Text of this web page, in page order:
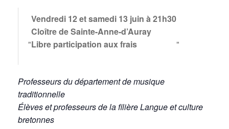
Vendredi 12 et samedi 13 juin à 21h30
Cloître de Sainte-Anne-d’Auray
Libre participation aux frais
Professeurs du département de musique
traditionnelle
Élèves et professeurs de la filière Langue et culture
bretonnes